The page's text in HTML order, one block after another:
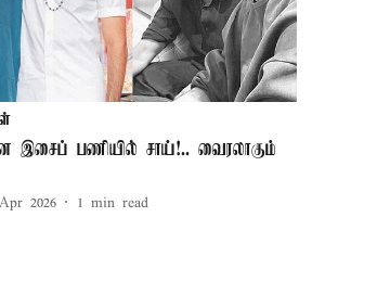
இசைப் பணியில் சாய்!.. வைரலாகும்
2026 1 min read